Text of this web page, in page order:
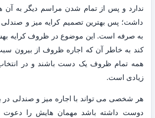
ندارد و پس از تمام شدن مراسم دیگر به آن
داشت؛ پس بهترین تصمیم کرایه میز و
به صرفه است. این موضوع در ظروف کرایه
کند به خاطر آن که اجاره ظروف از بیرون
همه تمام ظروف یک دست باشند و در
زیادی است.
هر شخصی می تواند با اجاره میز و صندلی
دوست داشته باشد مهمان هایش را دعوت